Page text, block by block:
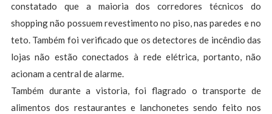
constatado que a maioria dos corredores técnicos do
shopping não possuem revestimento no piso, nas paredes e no
teto. Também foi verificado que os detectores de incêndio das
lojas não estão conectados à rede elétrica, portanto, não
acionam a central de alarme.
Também durante a vistoria, foi flagrado o transporte de
alimentos dos restaurantes e lanchonetes sendo feito nos